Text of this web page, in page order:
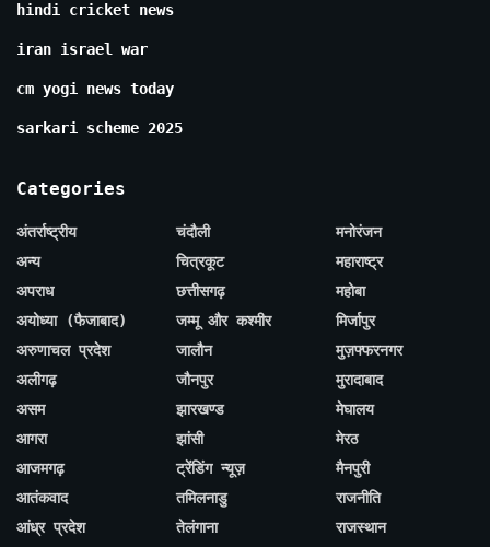
hindi cricket news
iran israel war
cm yogi news today
sarkari scheme 2025
Categories
अंतर्राष्ट्रीय
अन्य
अपराध
अयोध्या (फैजाबाद)
अरुणाचल प्रदेश
अलीगढ़
असम
आगरा
आजमगढ़
आतंकवाद
आंध्र प्रदेश
चंदौली
चित्रकूट
छत्तीसगढ़
जम्मू और कश्मीर
जालौन
जौनपुर
झारखण्ड
झांसी
ट्रेंडिंग न्यूज़
तमिलनाडु
तेलंगाना
मनोरंजन
महाराष्ट्र
महोबा
मिर्जापुर
मुज़फ्फरनगर
मुरादाबाद
मेघालय
मेरठ
मैनपुरी
राजनीति
राजस्थान